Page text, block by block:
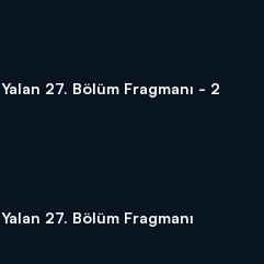
Yalan 27. Bölüm Fragmanı - 2
Yalan 27. Bölüm Fragmanı